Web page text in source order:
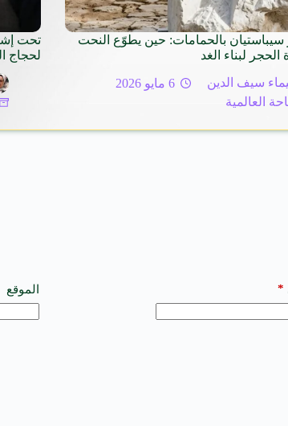
بالحمامات: حين يطوّع النحت
الحجر لبناء الغد
سيف الدين
6 مايو 2026
العالمية
تحت
لحجاج
* الموقع